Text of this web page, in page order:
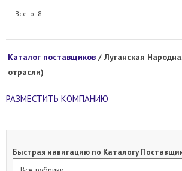
Всего: 8
Каталог поставщиков / Луганская
отрасли)
РАЗМЕСТИТЬ КОМПАНИЮ
Быстрая навигацию по Каталогу